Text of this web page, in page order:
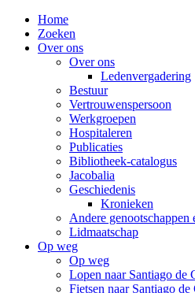
Home
Zoeken
Over ons
Over ons
Ledenvergadering
Bestuur
Vertrouwenspersoon
Werkgroepen
Hospitaleren
Publicaties
Bibliotheek-catalogus
Jacobalia
Geschiedenis
Kronieken
Andere genootschappen
Lidmaatschap
Op weg
Op weg
Lopen naar Santiago de
Fietsen naar Santiago de